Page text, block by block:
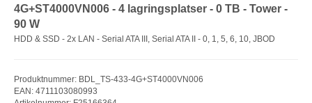
4G+ST4000VN006 - 4 lagringsplatser - 0 TB - Tower -
90 W
HDD & SSD - 2x LAN - Serial ATA III, Serial ATA II - 0, 1, 5, 6, 10, JBOD
Produktnummer: BDL_TS-433-4G+ST4000VN006
EAN: 4711103080993